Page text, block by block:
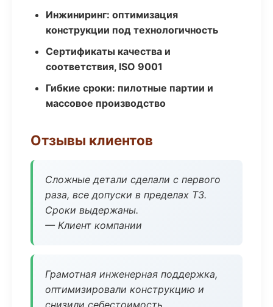
Инжиниринг: оптимизация
конструкции под технологичность
Сертификаты качества и
соответствия, ISO 9001
Гибкие сроки: пилотные партии и
массовое производство
Отзывы клиентов
Сложные детали сделали с первого
раза, все допуски в пределах ТЗ.
Сроки выдержаны.
— Клиент компании
Грамотная инженерная поддержка,
оптимизировали конструкцию и
снизили себестоимость.